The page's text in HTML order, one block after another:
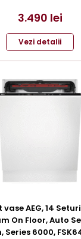
3.490 lei
Vezi detalii
AEG, 14
On Floor, Auto
Series 6000,